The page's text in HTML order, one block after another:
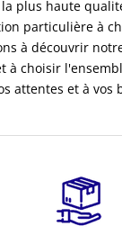
plus haute
particulière à
à découvrir
à choisir
attentes et à vos